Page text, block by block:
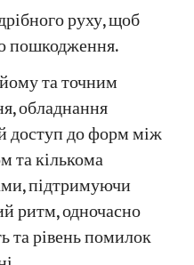
руху, щоб
пошкодження.
та точним
обладнання
доступ до форм між
та кількома
підтримуючи
ритм, одночасно
та рівень помилок